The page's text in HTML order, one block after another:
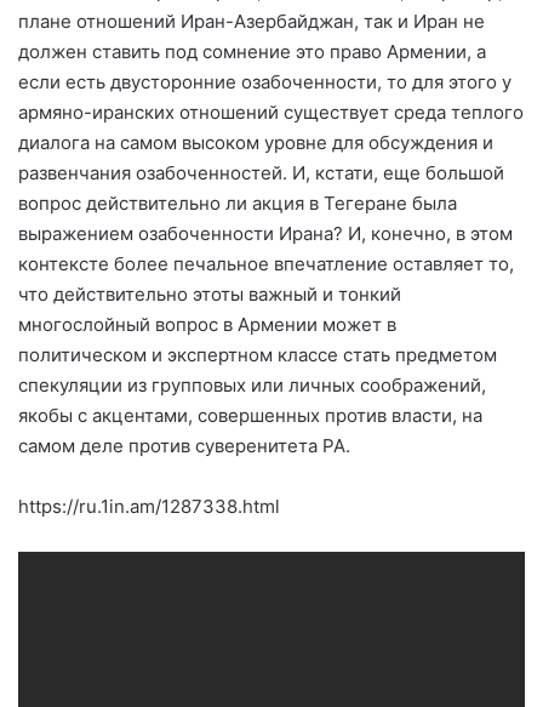
плане отношений Иран-Азербайджан, так и Иран не
должен ставить под сомнение это право Армении, а
если есть двусторонние озабоченности, то для этого у
армяно-иранских отношений существует среда теплого
диалога на самом высоком уровне для обсуждения и
развенчания озабоченностей. И, кстати, еще большой
вопрос действительно ли акция в Тегеране была
выражением озабоченности Ирана? И, конечно, в этом
контексте более печальное впечатление оставляет то,
что действительно этоты важный и тонкий
многослойный вопрос в Армении может в
политическом и экспертном классе стать предметом
спекуляции из групповых или личных соображений,
якобы с акцентами, совершенных против власти, на
самом деле против суверенитета РА.
https://ru.1in.am/1287338.html